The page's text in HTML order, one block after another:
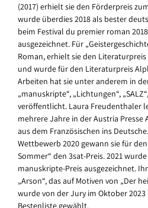
(2017) erhielt sie den Förderpreis
wurde überdies 2018 als bester
beim Festival du premier roman
ausgezeichnet. Für
Roman, erhielt sie den
und wurde für den Literaturpreis
Arbeiten hat sie unter anderem in
„manuskripte“, „Lichtungen“,
veröffentlicht. Laura Freudenthaler
mehrere Jahre in der Austria Presse
aus dem Französischen ins
Wettbewerb 2020 gewann sie für
Sommer“ den 3sat-Preis. 2021
manuskripte-Preis ausgezeichnet.
„Arson“, das auf Motiven von „Der
wurde von der Jury im Oktober 2023
Bestenliste gewählt.